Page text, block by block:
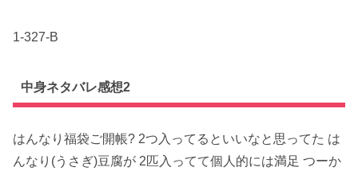
1-327-B
中身ネタバレ感想2
はんなり福袋ご開帳? 2つ入ってるといいなと思ってた は
んなり(うさぎ)豆腐が 2匹入ってて個人的には満足 つーか